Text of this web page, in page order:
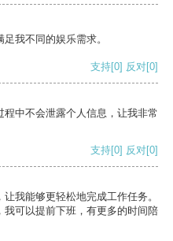
我不同的娱乐需求。
支持[0] 反对[0]
中不会泄露个人信息，让我非常
支持[0] 反对[0]
我能够更轻松地完成工作任务。
可以提前下班，有更多的时间陪